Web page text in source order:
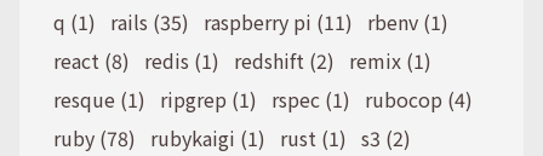
q (1)
rails (35) raspberry pi (11)
rbenv (1)
react (8)
redis (1) redshift (2)
remix (1)
resque (1)
ripgrep (1) rspec (1)
rubocop (4)
ruby (78)
rubykaigi (1) rust (1) s3 (2)